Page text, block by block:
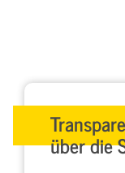
über die